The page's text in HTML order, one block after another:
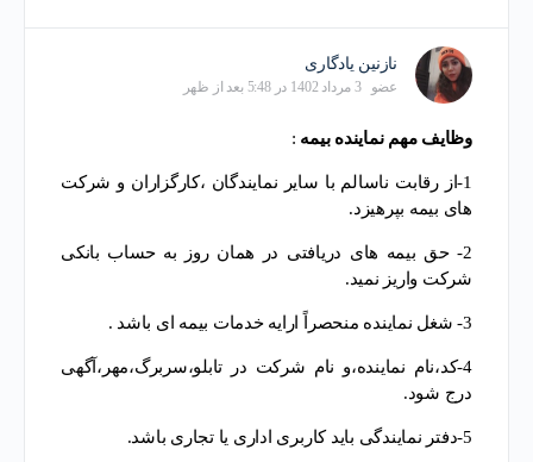
نازنین یادگاری
عضو 3 مرداد 1402 در 5:48 بعد از ظهر
وظایف مهم نماینده بیمه :
1-از رقابت ناسالم با سایر نمایندگان ،کارگزاران و شرکت
های بیمه بپرهیزد.
2- حق بیمه های دریافتی در همان روز به حساب بانکی
شرکت واریز نمید.
3- شغل نماینده منحصراً ارایه خدمات بیمه ای باشد .
4-کد،نام نماینده،و نام شرکت در تابلو،سربرگ،مهر،آگهی
درج شود.
5-دفتر نمایندگی باید کاربری اداری یا تجاری باشد.